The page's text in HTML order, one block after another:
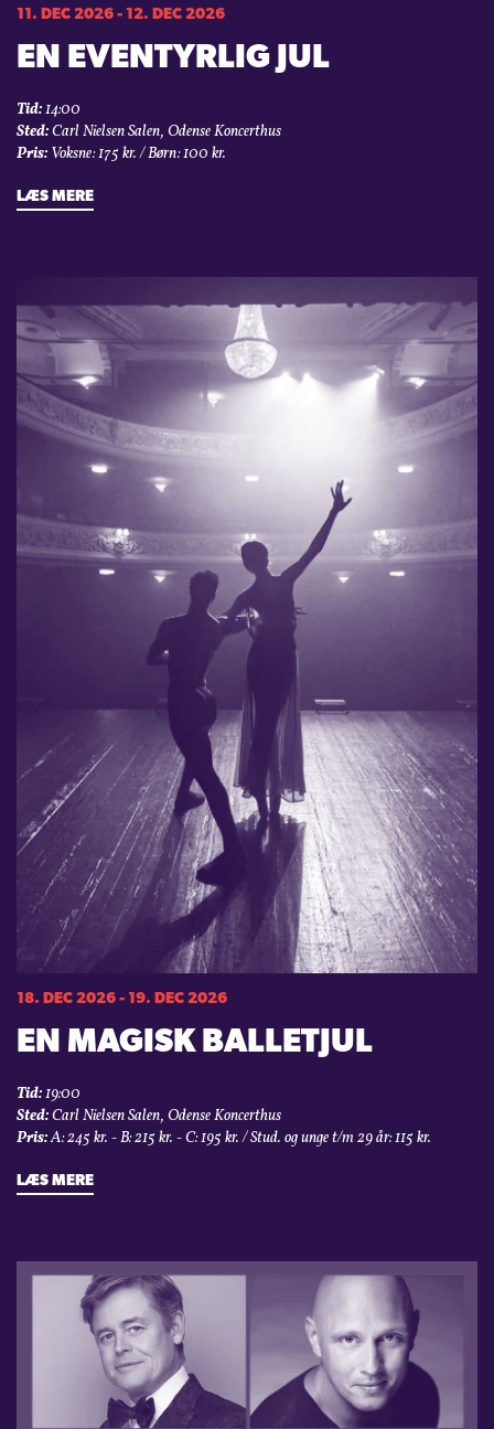
11. DEC 2026 - 12. DEC 2026
EN EVENTYRLIG JUL
Tid:14:00
Sted:Carl Nielsen Salen, Odense Koncerthus
Pris: Voksne: 175 kr. / Børn: 100 kr.
LÆS MERE
18. DEC 2026 - 19. DEC 2026
EN MAGISK BALLETJUL
Tid:19:00
Sted:Carl Nielsen Salen, Odense Koncerthus
Pris:A: 245 kr. - B: 215 kr. - C: 195 kr. / Stud. og unge t/m 29 år: 115 kr.
LÆS MERE